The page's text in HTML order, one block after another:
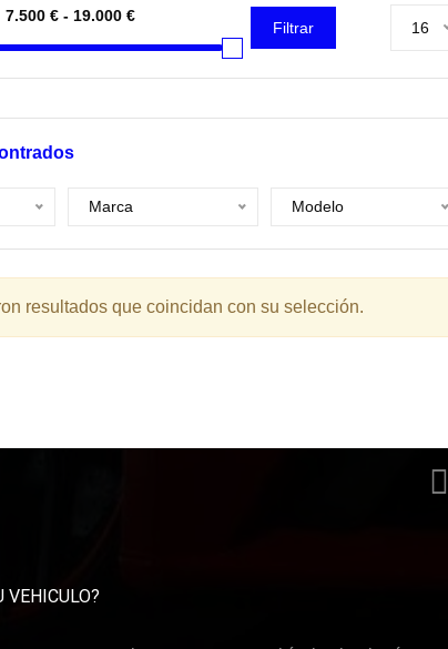
Filtrar 16
Marca Modelo
resultados que coincidan con su selección.
VEHICULO?